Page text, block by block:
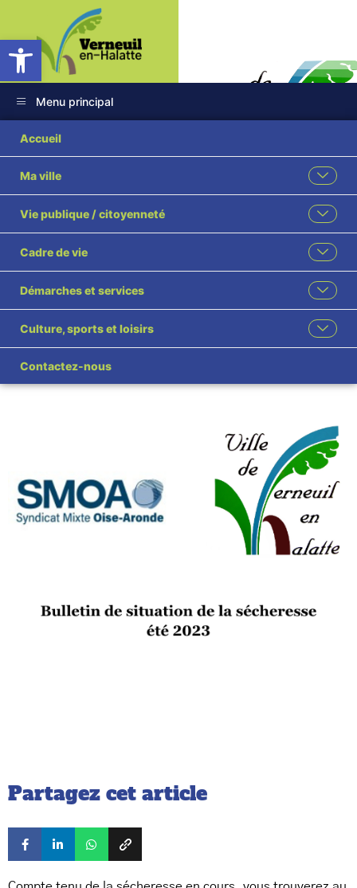
Ouvrir la barre d’outils
Menu principal
Accueil
Ma ville
Vie publique / citoyenneté
Cadre de vie
Démarches et services
Culture, sports et loisirs
Contactez-nous
Bulletin de
situation de la
sécheresse été 2023
Accueil
Environnement
Bulletin de situation de la sécheresse été 2023
Partagez cet article